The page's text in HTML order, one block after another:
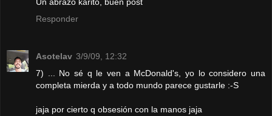
Responder
Asotelav 3/9/09, 12:32
7) ... No sé q le ven a McDonald's, yo lo considero una
completa mierda y a todo mundo parece gustarle :-S
jaja por cierto q obsesión con la manos jaja